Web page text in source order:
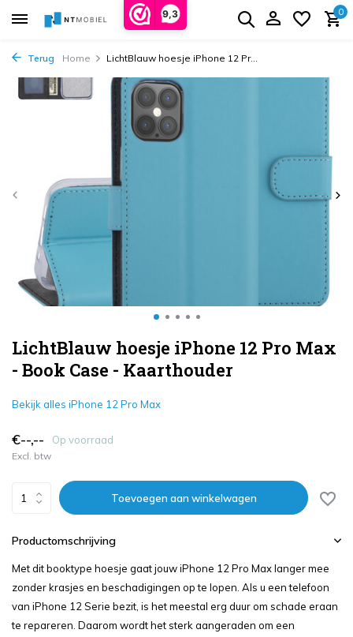
9,3 0
Terug Home LichtBlauw hoesje iPhone 12 Pr...
LichtBlauw hoesje iPhone 12 Pro Max
- Book Case - Kaarthouder
Bekijk alles iPhone 12 Pro Max
€--,-- Op voorraad
Excl. btw
Toevoegen aan winkelwagen
Productomschrijving
Met dit booktype hoesje gaat jouw iPhone 12 Pro Max langer mee
zonder krasjes en beschadigingen op te lopen. Als u een telefoon
van iPhone 12 Serie bezit, is het meestal erg duur om schade eraan
te repareren. Daarom wordt het sterk aangeraden om een